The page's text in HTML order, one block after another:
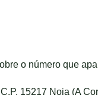
o número que
15217 Noia (A